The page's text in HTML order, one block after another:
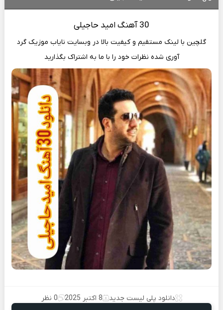
30 آهنگ امید حاجیلی
گلچین با لینک مستقیم و کیفیت بالا در وبسایت نایاب موزیک گرد
آوری شده نظرات خود را با ما به اشتراک بگذارید
دانلود پلی لیست جدید 8 اکتبر 2025
0 نظر